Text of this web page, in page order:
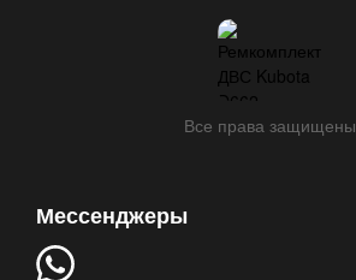
Все права защищены
Мессенджеры